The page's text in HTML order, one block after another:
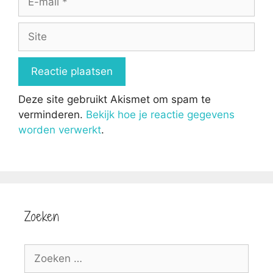
mail
Deze site gebruikt Akismet om spam te
verminderen. Bekijk hoe je reactie gegevens
worden verwerkt.
Zoeken
Zoek